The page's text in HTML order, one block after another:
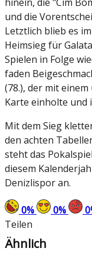
und die
Letztlich blieb es
Heimsieg für
Spielen in Folge
faden
(78.), der mit
Karte einholte und
Mit dem Sieg
den achten
steht das
diesem
Denizlispor an.
0% 0% 0
Teilen
Ähnlich